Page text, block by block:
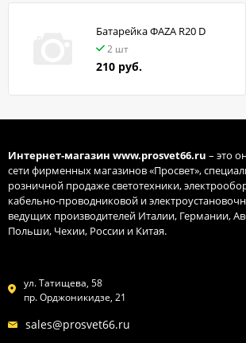
Батарейка ФАZA R20 D
2 шт
210 руб.
Интернет-магазин www.prosvet66.ru – это
сети фирменных магазинов «Просвет»,
розничной продаже светотехники,
кабельно-проводниковой и
ведущих производителей Италии, Германии,
Польши, Чехии, России и Китая.
ул. Татищева, 58
пр. Орджоникидзе, 21
sales@prosvet66.ru